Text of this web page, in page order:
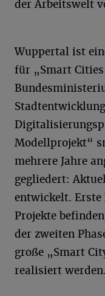
der Arbeitswelt
Wuppertal ist
für „Smart
Modellprojekt“
mehrere Jahre
gegliedert:
entwickelt.
Projekte
der zweiten
große „Smart
realisiert werden.